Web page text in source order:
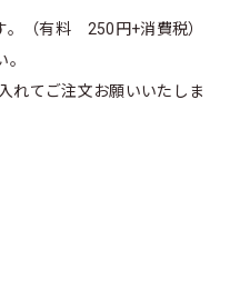
。（有料 250円+消費税）
れてご注文お願いいたしま